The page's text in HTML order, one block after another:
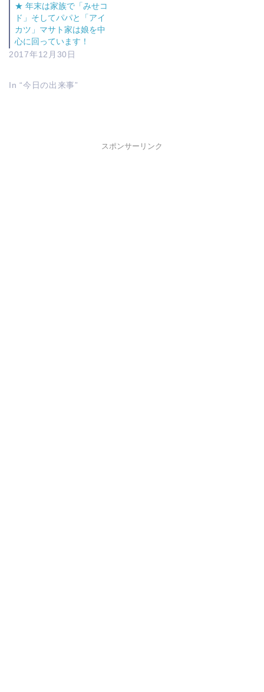
★ 年末は家族で「みせコ
ド」そしてパパと「アイ
カツ」マサト家は娘を中
心に回っています！
2017年12月30日
In “今日の出来事”
スポンサーリンク